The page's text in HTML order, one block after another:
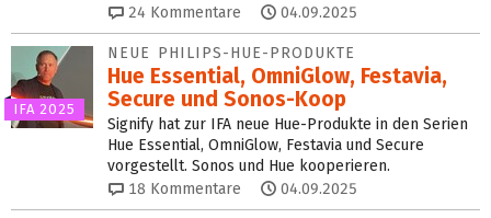
24 Kommentare 04.09.2025
IFA 2025
NEUE PHILIPS-HUE-PRODUKTE
Hue Essential, OmniGlow, Festavia,
Secure und Sonos-Koop
Signify hat zur IFA neue Hue-Produkte in den Serien
Hue Essential, OmniGlow, Festavia und Secure
vorgestellt. Sonos und Hue kooperieren.
18 Kommentare 04.09.2025